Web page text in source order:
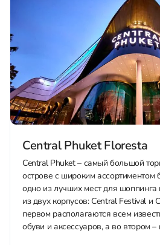
Central Phuket Floresta
Central Phuket – самый большой
острове с широким ассортиментом
одно из лучших мест для шоппинга
из двух корпусов: Central Festival и
первом располагаются всем
обуви и аксессуаров, а во втором